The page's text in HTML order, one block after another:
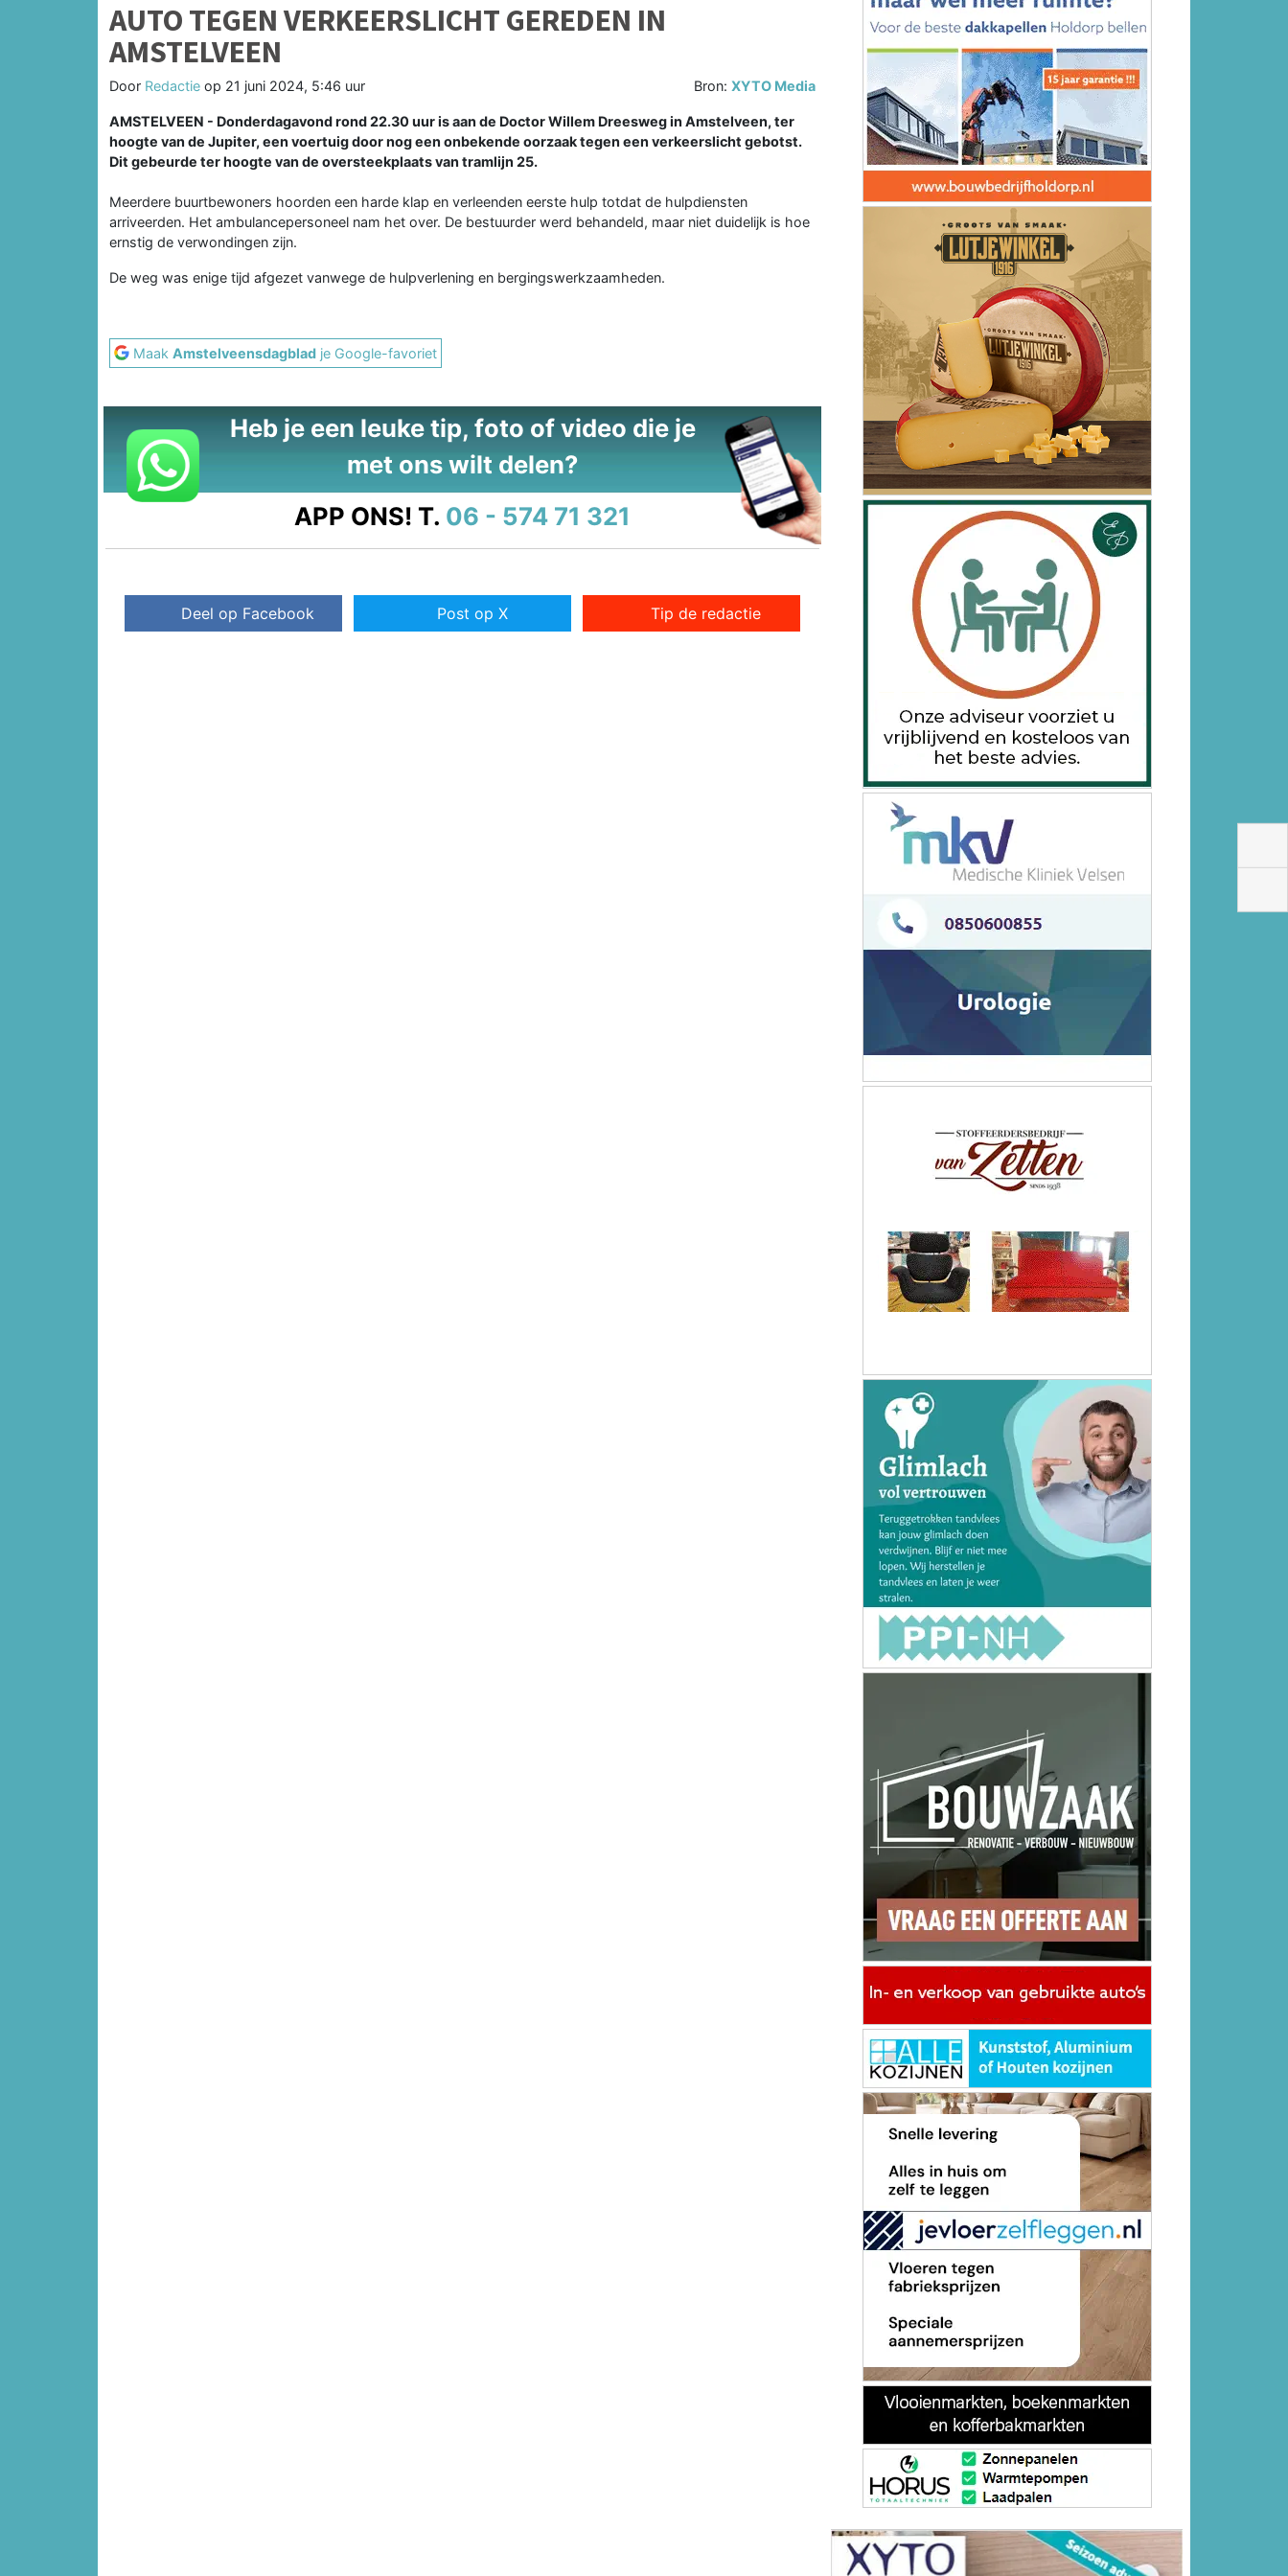
AUTO TEGEN VERKEERSLICHT GEREDEN IN
AMSTELVEEN
Door Redactie op 21 juni 2024, 5:46 uur Bron:XYTO Media
AMSTELVEEN - Donderdagavond rond 22.30 uur is aan de Doctor Willem Dreesweg in Amstelveen, ter
hoogte van de Jupiter, een voertuig door nog een onbekende oorzaak tegen een verkeerslicht gebotst.
Dit gebeurde ter hoogte van de oversteekplaats van tramlijn 25.
Meerdere buurtbewoners hoorden een harde klap en verleenden eerste hulp totdat de hulpdiensten
arriveerden. Het ambulancepersoneel nam het over. De bestuurder werd behandeld, maar niet duidelijk is hoe
ernstig de verwondingen zijn.
De weg was enige tijd afgezet vanwege de hulpverlening en bergingswerkzaamheden.
Maak Amstelveensdagblad je Google-favoriet
Heb je een leuke tip, foto of video die je
met ons wilt delen?
APP ONS! T. 06 - 574 71 321
Deel op Facebook Post op X Tip de redactie